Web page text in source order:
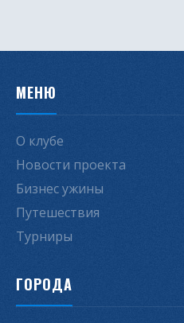
МЕНЮ
О клубе
Новости проекта
Бизнес ужины
Путешествия
Турниры
ГОРОДА